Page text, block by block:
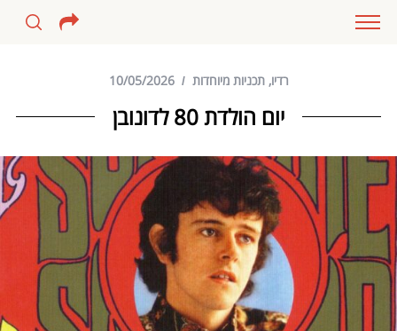
רדיו,תכניות מיוחדות 10/05/2026
יום הולדת 80 לדונובן